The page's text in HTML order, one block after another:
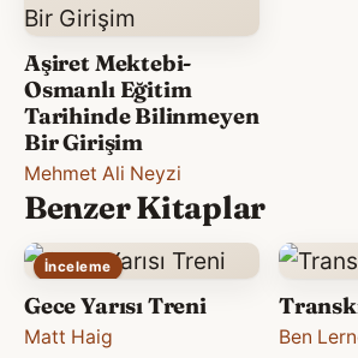
Aşiret Mektebi-
Osmanlı Eğitim
Tarihinde Bilinmeyen
Bir Girişim
Mehmet Ali Neyzi
Benzer Kitaplar
İnceleme
Gece Yarısı Treni
Matt Haig Ben